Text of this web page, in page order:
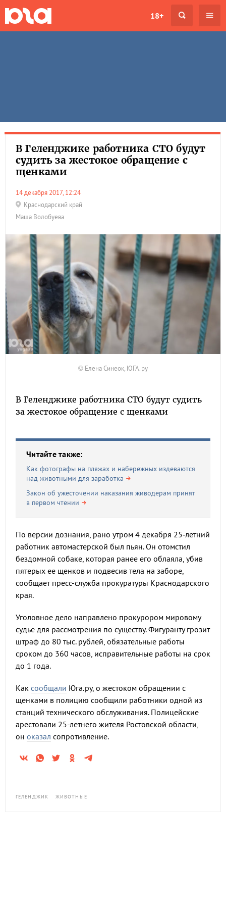
18+
В Геленджике работника СТО будут
судить за жестокое обращение с
щенками
14 декабря 2017, 12:24
Краснодарский край
Маша Волобуева
© Елена Синеок, ЮГА.ру
В Геленджике работника СТО будут судить
за жестокое обращение с щенками
Читайте также:
Как фотографы на пляжах и набережных издеваются
над животными для заработка
Закон об ужесточении наказания живодерам принят
в первом чтении
По версии дознания, рано утром 4 декабря 25‑летний
работник автомастерской был пьян. Он отомстил
бездомной собаке, которая ранее его облаяла, убив
пятерых ее щенков и подвесив тела на заборе,
сообщает пресс-служба прокуратуры Краснодарского
края.
Уголовное дело направлено прокурором мировому
судье для рассмотрения по существу. Фигуранту грозит
штраф до 80 тыс. рублей, обязательные работы
сроком до 360 часов, исправительные работы на срок
до 1 года.
Как сообщали Юга.ру, о жестоком обращении с
щенками в полицию сообщили работники одной из
станций технического обслуживания. Полицейские
арестовали 25-летнего жителя Ростовской области,
он оказал сопротивление.
ГЕЛЕНДЖИК ЖИВОТНЫЕ